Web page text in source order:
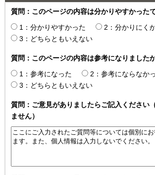
質問：このページの内容は分かりやすかった
1：分かりやすかった
2：分かりにく
3：どちらともいえない
質問：このページの内容は参考になりました
1：参考になった
2：参考にならなか
3：どちらともいえない
質問：ご意見がありましたらご記入ください
ません）